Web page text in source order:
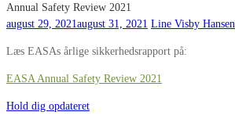
Annual Safety Review 2021
august 29, 2021 august 31, 2021 Line Visby Hansen
Læs EASAs årlige sikkerhedsrapport på:
EASA Annual Safety Review 2021
Hold dig opdateret